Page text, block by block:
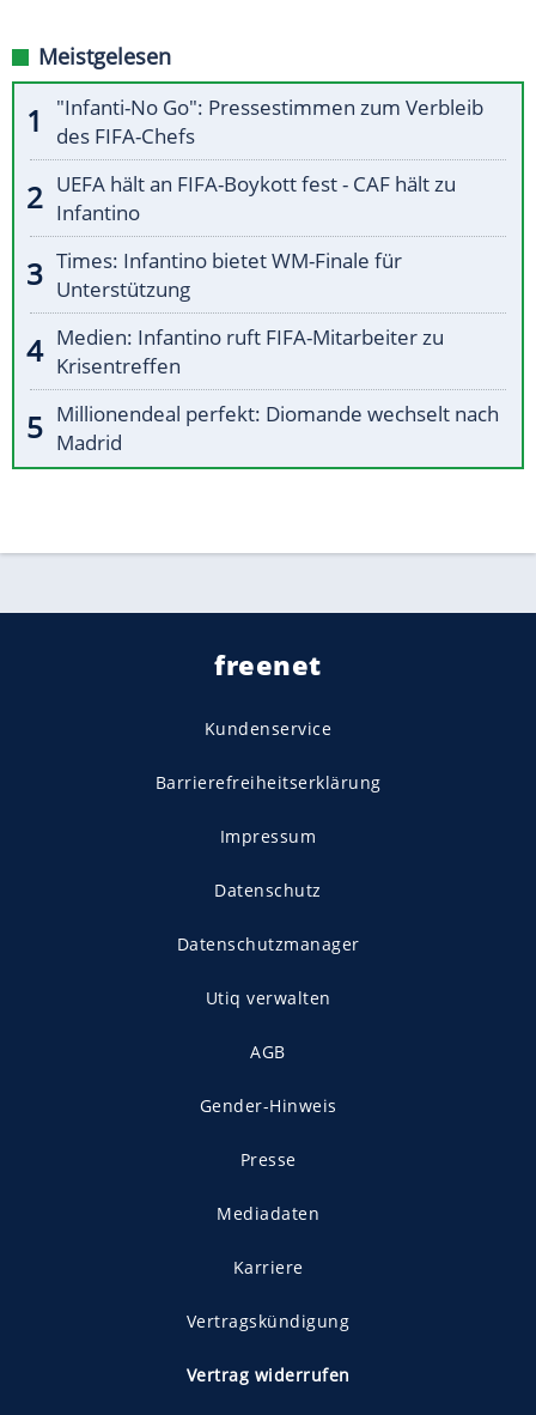
Meistgelesen
"Infanti-No Go": Pressestimmen zum Verbleib
des FIFA-Chefs
UEFA hält an FIFA-Boykott fest - CAF hält zu
Infantino
Times: Infantino bietet WM-Finale für
Unterstützung
Medien: Infantino ruft FIFA-Mitarbeiter zu
Krisentreffen
Millionendeal perfekt: Diomande wechselt nach
Madrid
freenet
Kundenservice
Barrierefreiheitserklärung
Impressum
Datenschutz
Datenschutzmanager
Utiq verwalten
AGB
Gender-Hinweis
Presse
Mediadaten
Karriere
Vertragskündigung
Vertrag widerrufen